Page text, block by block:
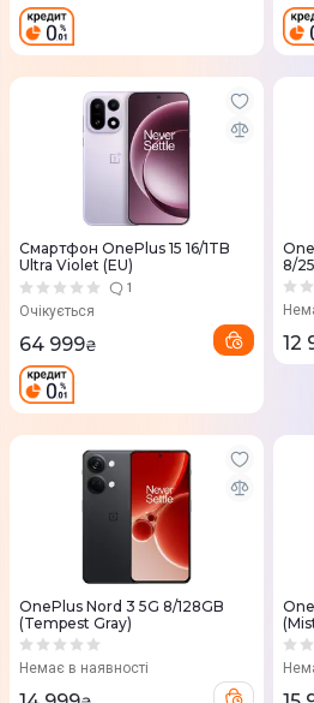
Смартфон OnePlus 15 16/1TB
Ultra Violet (EU)
1
Очікується
64 999₴
8/
12
OnePlus Nord 3 5G 8/128GB
(Tempest Gray)
Немає в наявності